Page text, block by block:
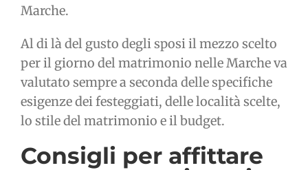
Marche.
Al di là del gusto degli sposi il mezzo scelto
per il giorno del matrimonio nelle Marche va
valutato sempre a seconda delle specifiche
esigenze dei festeggiati, delle località scelte,
lo stile del matrimonio e il budget.
Consigli per affittare